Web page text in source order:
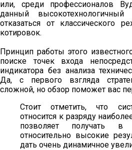
или, среди профессионалов
данный
отказаться от классического
котировок.
Принцип работы этого
поиске точек входа
индикатора без анализа
Да, с первого взгляда
сложной, но обзор поможет вас
Стоит отметить, что
относится к разряду
позволяет получать в
относительно высокие
дать очень динамичное